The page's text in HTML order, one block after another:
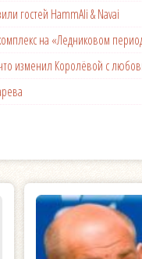
гостей HammAli & Navai
на «Ледниковом
изменил Королёвой с